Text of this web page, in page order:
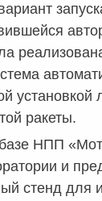
установкой
ракеты.
НПП
и
стенд для